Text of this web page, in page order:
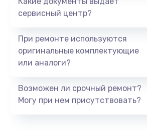
сервисный центр?
При ремонте используются
оригинальные комплектующие
или аналоги?
Возможен ли срочный ремонт?
Могу при нем присутствовать?